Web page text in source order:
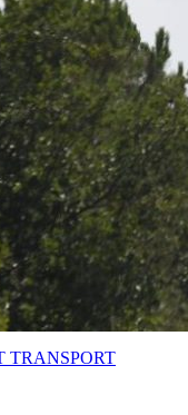
TRANSPORT